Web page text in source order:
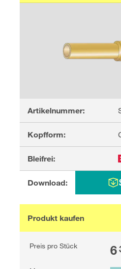
Artikelnummer:
Kopfform:
Bleifrei:
Download:
Produkt kaufen
Preis pro Stück 6